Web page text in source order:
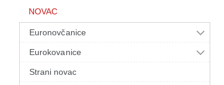
NOVAC
Euronovčanice
Eurokovanice
Strani novac